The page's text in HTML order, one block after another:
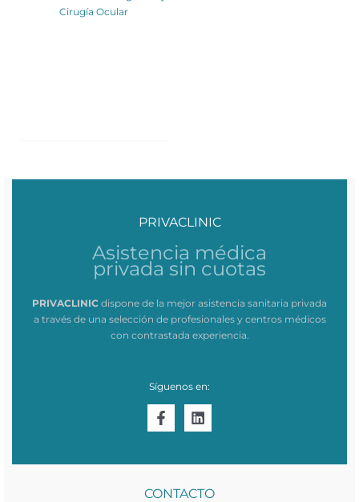
Cirugía Ocular
PRIVACLINIC
Asistencia médica
privada sin cuotas
PRIVACLINIC dispone de la mejor asistencia sanitaria privada
a través de una selección de profesionales y centros médicos
con contrastada experiencia.
Síguenos en:
CONTACTO